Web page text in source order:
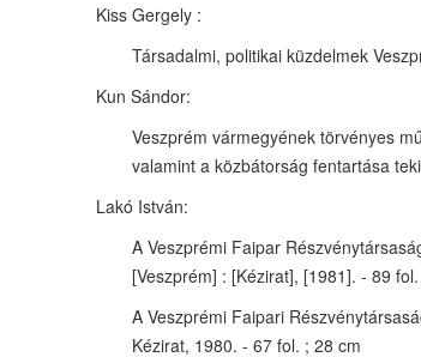
Kiss Gergely :
Társadalmi, politikai küzdelmek
Kun Sándor:
Veszprém vármegyének törvényes
valamint a közbátorság fentartása
Lakó István:
A Veszprémi Faipar
[Veszprém] : [Kézirat], [1981]. - 89
A Veszprémi Faipari
Kézirat, 1980. - 67 fol. ; 28 cm